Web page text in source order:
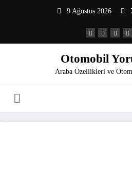
9 Ağustos 2026
Otomobil
Araba Özellikleri ve